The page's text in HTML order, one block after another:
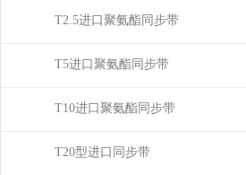
T2.5进口聚氨酯同步带
T5进口聚氨酯同步带
T10进口聚氨酯同步带
T20型进口同步带